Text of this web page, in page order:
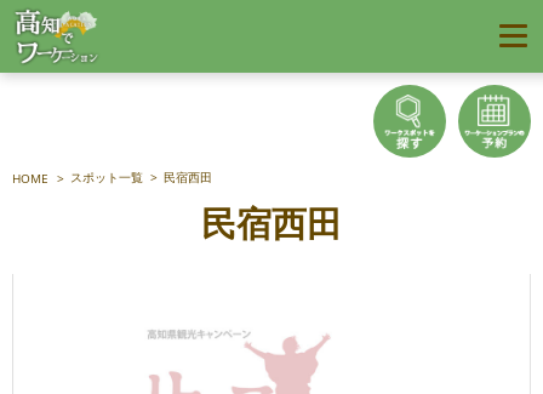
HOME スポット一覧 民宿西田
民宿西田